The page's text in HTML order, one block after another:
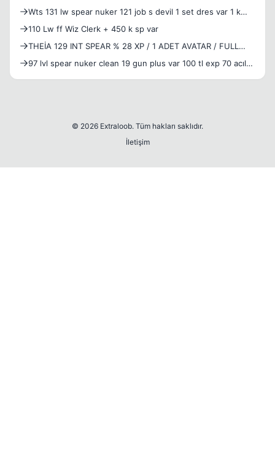
7 DG BLUE'LU SETİ VAR LW 20 JOB SETİ VAR BLUE'LU 200
TL TEK FİYAT
Wts 131 lw spear nuker 121 job s devil 1 set dres var 1 k
yerden kalkma sc var 13 dg ful legend set job 100 lw
common blue li set resimle mevcut
110 Lw ff Wiz Clerk + 450 k sp var
THEİA 129 INT SPEAR % 28 XP / 1 ADET AVATAR / FULL
İTEMLİ 12 13 14 15 KARIŞIK AL KAS
97 lvl spear nuker clean 19 gun plus var 100 tl exp 70 acıl
© 2026 Extraloob. Tüm hakları saklıdır.
İletişim